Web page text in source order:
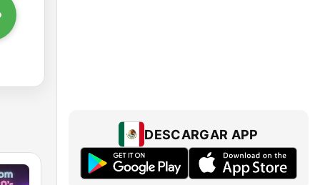
DESCARGAR APP